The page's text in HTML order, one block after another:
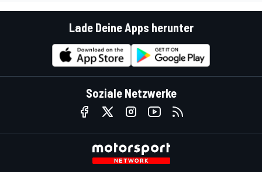
Lade Deine Apps herunter
Soziale Netzwerke